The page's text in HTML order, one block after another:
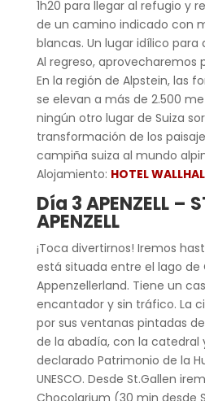
1h20 para llegar al refugio y
de un camino indicado con
blancas. Un lugar idílico para
Al regreso, aprovecharemos
En la región de Alpstein, las
se elevan a más de 2.500
ningún otro lugar de Suiza
transformación de los
campiña suiza al mundo
Alojamiento: HOTEL
Día 3 APENZELL –
APENZELL
¡Toca divertirnos! Iremos
está situada entre el lago de
Appenzellerland. Tiene un
encantador y sin tráfico. La
por sus ventanas pintadas
de la abadía, con la catedral
declarado Patrimonio de la
UNESCO. Desde St.Gallen
Chocolarium (30 min desde